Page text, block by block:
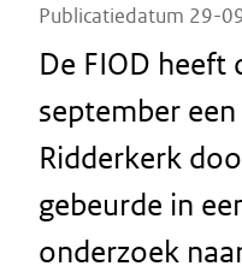
Publicatiedatum 29-
De FIOD heeft
september
Ridderkerk
gebeurde in
onderzoek